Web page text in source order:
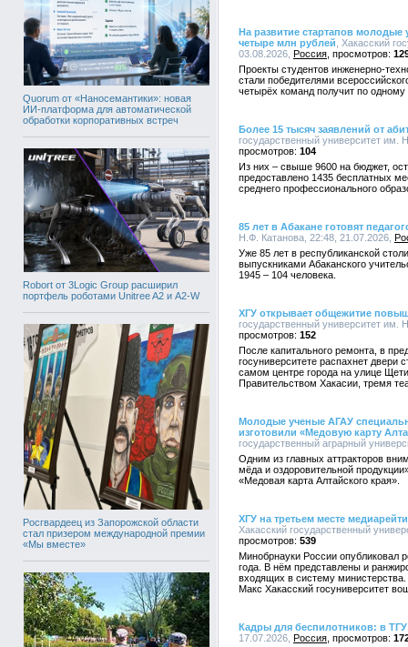
Quorum от «Наносемантики»: новая
ИИ-платформа для автоматической
обработки корпоративных встреч
Robort от 3Logic Group расширил
портфель роботами Unitree A2 и A2-W
Росгвардеец из Запорожской области
стал призером международной премии
«Мы вместе»
На развитие стартапов
четыре млн рублей , Хакасский
03.08.2026, Россия
Проекты студентов инженерно-
стали победителями
четырёх команд получит по
Более 15 тысяч заявлений от
государственный университет им.
104
Из них – свыше 9600 на бюджет,
предоставлено 1435 бесплатных
среднего профессионального
85 лет в Абакане готовят
Н.Ф. Катанова, 22:48, 21.07.2026,
Уже 85 лет в республиканской
выпускниками Абаканского
1945 – 104 человека.
ХГУ открывает общежитие
государственный университет им.
152
После капитального ремонта, в
госуниверситете распахнет
самом центре города на улице
Правительством Хакасии, тремя
Молодые ученые АГАУ
изготовили «Медовую карту
государственный аграрный
Одним из главных аттракторов
мёда и оздоровительной
«Медовая карта Алтайского края».
ХГУ на третьем месте
Хакасский государственный
539
Минобрнауки России опубликовал
года. В нём представлены и
входящих в систему
Макс Хакасский госуниверситет
Кадры для беспилотников: в
17.07.2026, Россия